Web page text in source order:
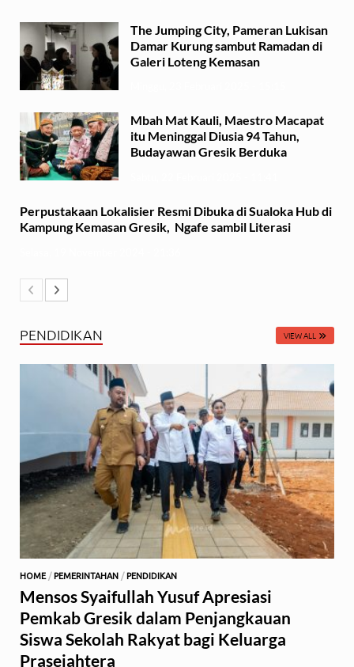
The Jumping City, Pameran Lukisan
Damar Kurung sambut Ramadan di
Galeri Loteng Kemasan
Mbah Mat Kauli, Maestro Macapat
itu Meninggal Diusia 94 Tahun,
Budayawan Gresik Berduka
Perpustakaan Lokalisier Resmi Dibuka di Sualoka Hub di
Kampung Kemasan Gresik, Ngafe sambil Literasi
PENDIDIKAN VIEW ALL
HOME /PEMERINTAHAN /PENDIDIKAN
Mensos Syaifullah Yusuf Apresiasi
Pemkab Gresik dalam Penjangkauan
Siswa Sekolah Rakyat bagi Keluarga
Prasejahtera